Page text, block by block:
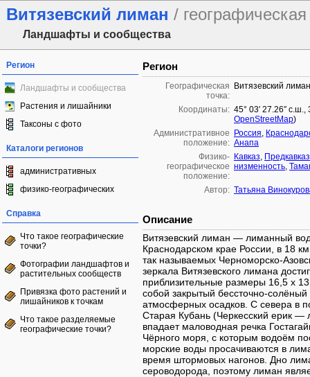
Витязевский лиман / географическая
Ландшафты и сообщества
Регион
Ландшафты и сообщества
Растения и лишайники
Таксоны с фото
Каталоги регионов
административных
физико-географических
Справка
Что такое географические
точки?
Фотографии ландшафтов и
растительных сообществ
Привязка фото растений и
лишайников к точкам
Что такое разделяемые
географические точки?
Регион
Географическая
точка:
Витязевский лиман
Координаты: 45° 03′ 27.26″ с.ш.,
OpenStreetMap)
Административное
положение:
Россия,
Анапа
Физико-
географическое
положение:
Кавказ,
низменность,
Автор: Татьяна
Описание
Витязевский лиман — лиманный
Краснодарском крае России, в 18
так называемых Черноморско-
зеркала Витязевского лимана
приблизительные размеры 16,5 х
собой закрытый бессточно-
атмосферных осадков. С севера в
Старая Кубань (Черкесский ерик —
впадает маловодная речка
Чёрного моря, с которым водоём
морские воды просачиваются в
время штормовых нагонов. Дно
сероводорода, поэтому лиман